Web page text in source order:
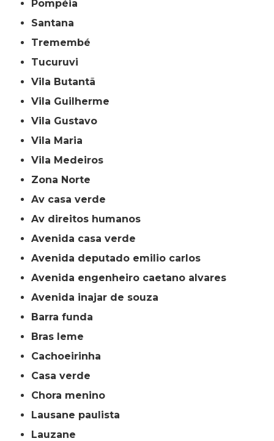
Pompéia
Santana
Tremembé
Tucuruvi
Vila Butantã
Vila Guilherme
Vila Gustavo
Vila Maria
Vila Medeiros
Zona Norte
av casa verde
av direitos humanos
avenida casa verde
avenida deputado emilio carlos
avenida engenheiro caetano alvares
avenida inajar de souza
barra funda
bras leme
cachoeirinha
casa verde
chora menino
lausane paulista
lauzane